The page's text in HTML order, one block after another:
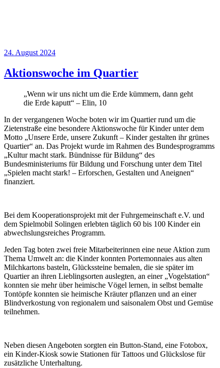
Veröffentlicht
24. August 2024
Aktionswoche im Quartier
„Wenn wir uns nicht um die Erde kümmern, dann geht
die Erde kaputt“ – Elin, 10
In der vergangenen Woche boten wir im Quartier rund um die
Zietenstraße eine besondere Aktionswoche für Kinder unter dem
Motto „Unsere Erde, unsere Zukunft – Kinder gestalten ihr grünes
Quartier“ an. Das Projekt wurde im Rahmen des Bundesprogramms
„Kultur macht stark. Bündnisse für Bildung“ des
Bundesministeriums für Bildung und Forschung unter dem Titel
„Spielen macht stark! – Erforschen, Gestalten und Aneignen“
finanziert.
Bei dem Kooperationsprojekt mit der Fuhrgemeinschaft e.V. und
dem Spielmobil Solingen erlebten täglich 60 bis 100 Kinder ein
abwechslungsreiches Programm.
Jeden Tag boten zwei freie Mitarbeiterinnen eine neue Aktion zum
Thema Umwelt an: die Kinder konnten Portemonnaies aus alten
Milchkartons basteln, Glückssteine bemalen, die sie später im
Quartier an ihren Lieblingsorten auslegten, an einer „Vogelstation“
konnten sie mehr über heimische Vögel lernen, in selbst bemalte
Tontöpfe konnten sie heimische Kräuter pflanzen und an einer
Blindverkostung von regionalem und saisonalem Obst und Gemüse
teilnehmen.
Neben diesen Angeboten sorgten ein Button-Stand, eine Fotobox,
ein Kinder-Kiosk sowie Stationen für Tattoos und Glückslose für
zusätzliche Unterhaltung.